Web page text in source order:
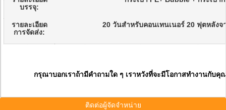
บรรจุ:
รายละเอียด
การจัดส่ง:
20 วันสําหรับคอนเทนเนอร์ 20 ฟุตหลังจ
กรุณาบอกเราถ้ามีคําถามใด ๆ เราหวังที่จะมีโอกาสทํางานกับ
ติดต่อผู้จัดจำหน่าย